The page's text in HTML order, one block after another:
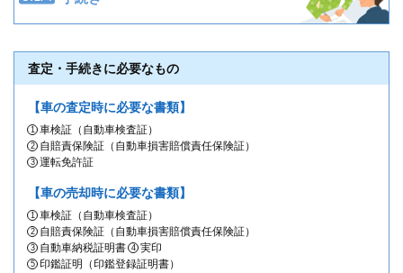
査定・手続きに必要なもの
【車の査定時に必要な書類】
車検証（自動車検査証）
自賠責保険証（自動車損害賠償責任保険証）
運転免許証
【車の売却時に必要な書類】
車検証（自動車検査証）
自賠責保険証（自動車損害賠償責任保険証）
自動車納税証明書
実印
印鑑証明（印鑑登録証明書）